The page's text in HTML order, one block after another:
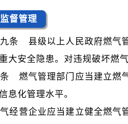
督管理
条 县级以上人民政府燃气
大安全隐患。对违规破坏燃
燃气管理部门应当建立燃
息化管理水平。
经营企业应当建立健全燃气